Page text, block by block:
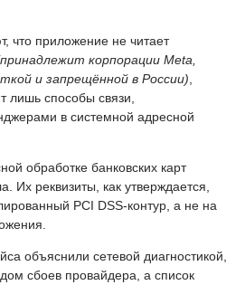
что приложение не читает
корпорации Meta,
и запрещённой в России)
лишь способы связи,
в системной адресной
обработке банковских карт
Их реквизиты, как утверждается,
PCI DSS-контур, а не на
объяснили сетевой диагностикой,
сбоев провайдера, а список